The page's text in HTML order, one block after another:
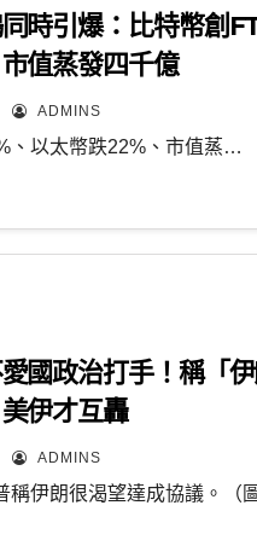
時引爆：比特幣創
值蒸發四千億
ADMINS
、以太幣跌22%、市值蒸…
國政治打手！稱「
伊才互轟
ADMINS
稱伊朗很渴望達成協議。（